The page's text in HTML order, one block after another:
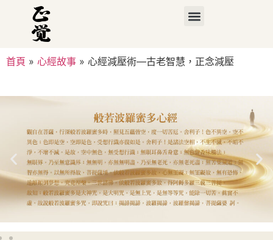
首頁 » 心經故事 » 心經減壓術—古老智慧，正念減壓